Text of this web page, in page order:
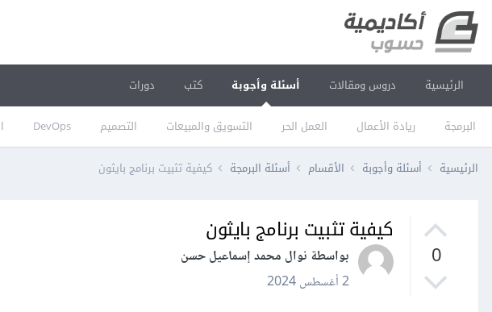
الرئيسية دروس ومقالات أسئلة وأجوبة
البرمجة ريادة الأعمال العمل الحر التسويق والمبيعات التصميم DevOps
كتب دورات
الرئيسية أسئلة وأجوبة الأقسام أسئلة البرمجة كيفية تثبيت برنامج بايثون
0
كيفية تثبيت برنامج بايثون
بواسطة نوال محمد إسماعيل حسن
2 أغسطس 2024